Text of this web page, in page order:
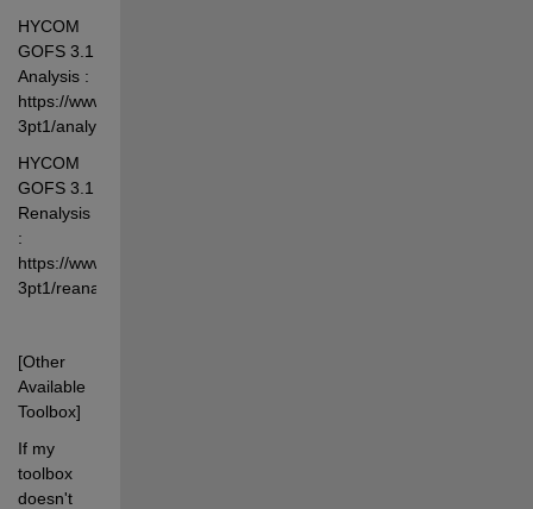
HYCOM
GOFS 3.1
Analysis :
https://www.hycom.org/dataserver/gofs-
3pt1/analysis
HYCOM
GOFS 3.1
Renalysis
:
https://www.hycom.org/dataserver/gofs-
3pt1/reanalysis
[Other
Available
Toolbox]
If my
toolbox
doesn't